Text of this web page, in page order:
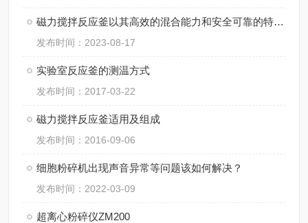
磁力搅拌反应釜以其高效的混合能力和安全可靠的特点而备受青睐
发布时间：2023-08-17
实验室反应釜的测温方式
发布时间：2017-03-22
磁力搅拌反应釜适用及组成
发布时间：2016-09-06
细胞粉碎机出现声音异常等问题该如何解决？
发布时间：2022-03-09
超离心粉碎仪ZM200